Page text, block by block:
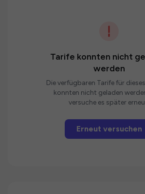
Tarife konnten nicht
werden
Die verfügbaren Tarife für dieses
konnten nicht geladen
versuche es später
Erneut versuchen